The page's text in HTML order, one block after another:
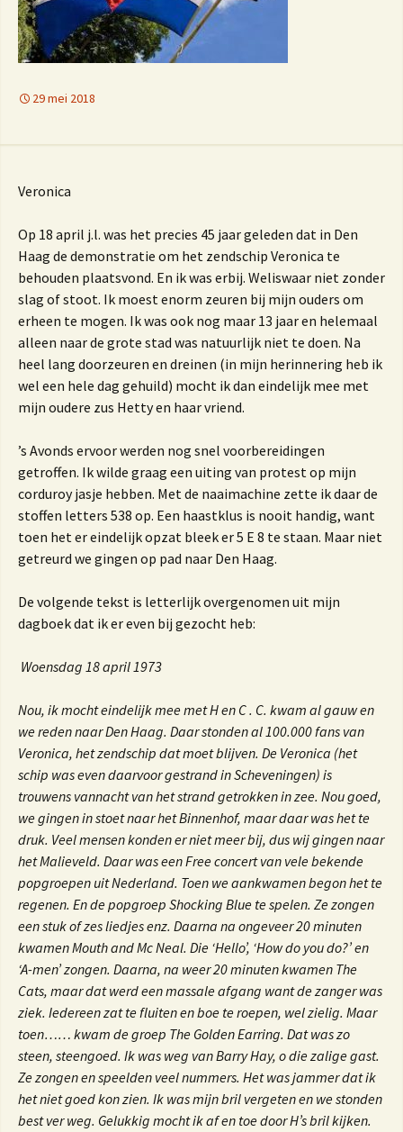
29 mei 2018
Veronica
Op 18 april j.l. was het precies 45 jaar geleden dat in Den
Haag de demonstratie om het zendschip Veronica te
behouden plaatsvond. En ik was erbij. Weliswaar niet zonder
slag of stoot. Ik moest enorm zeuren bij mijn ouders om
erheen te mogen. Ik was ook nog maar 13 jaar en helemaal
alleen naar de grote stad was natuurlijk niet te doen. Na
heel lang doorzeuren en dreinen (in mijn herinnering heb ik
wel een hele dag gehuild) mocht ik dan eindelijk mee met
mijn oudere zus Hetty en haar vriend.
’s Avonds ervoor werden nog snel voorbereidingen
getroffen. Ik wilde graag een uiting van protest op mijn
corduroy jasje hebben. Met de naaimachine zette ik daar de
stoffen letters 538 op. Een haastklus is nooit handig, want
toen het er eindelijk opzat bleek er 5 E 8 te staan. Maar niet
getreurd we gingen op pad naar Den Haag.
De volgende tekst is letterlijk overgenomen uit mijn
dagboek dat ik er even bij gezocht heb:
Woensdag 18 april 1973
Nou, ik mocht eindelijk mee met H en C . C. kwam al gauw en
we reden naar Den Haag. Daar stonden al 100.000 fans van
Veronica, het zendschip dat moet blijven. De Veronica (het
schip was even daarvoor gestrand in Scheveningen) is
trouwens vannacht van het strand getrokken in zee. Nou goed,
we gingen in stoet naar het Binnenhof, maar daar was het te
druk. Veel mensen konden er niet meer bij, dus wij gingen naar
het Malieveld. Daar was een Free concert van vele bekende
popgroepen uit Nederland. Toen we aankwamen begon het te
regenen. En de popgroep Shocking Blue te spelen. Ze zongen
een stuk of zes liedjes enz. Daarna na ongeveer 20 minuten
kwamen Mouth and Mc Neal. Die ‘Hello’, ‘How do you do?’ en
‘A-men’ zongen. Daarna, na weer 20 minuten kwamen The
Cats, maar dat werd een massale afgang want de zanger was
ziek. Iedereen zat te fluiten en boe te roepen, wel zielig. Maar
toen…… kwam de groep The Golden Earring. Dat was zo
steen, steengoed. Ik was weg van Barry Hay, o die zalige gast.
Ze zongen en speelden veel nummers. Het was jammer dat ik
het niet goed kon zien. Ik was mijn bril vergeten en we stonden
best ver weg. Gelukkig mocht ik af en toe door H’s bril kijken.